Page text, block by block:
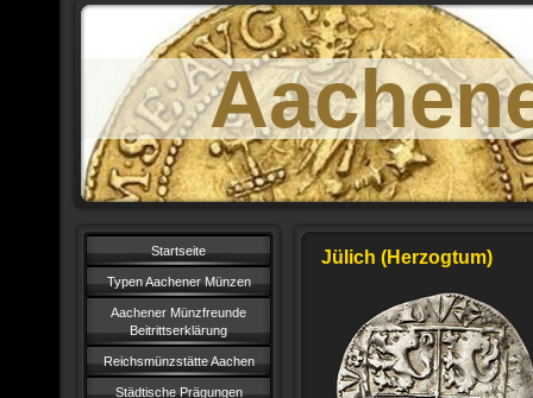
Startseite
Typen Aachener Münzen
Aachener Münzfreunde
Beitrittserklärung
Reichsmünzstätte Aachen
Städtische Prägungen
Jülich (Herzogtum)